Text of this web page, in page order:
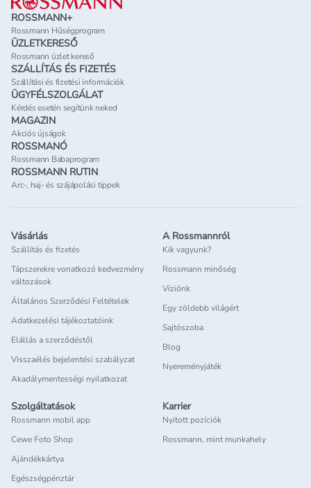
ROSSMANN+
Rossmann Hűségprogram
ÜZLETKERESŐ
Rossmann üzlet kereső
SZÁLLÍTÁS ÉS FIZETÉS
Szállítási és fizetési információk
ÜGYFÉLSZOLGÁLAT
Kérdés esetén segítünk neked
MAGAZIN
Akciós újságok
ROSSMANÓ
Rossmann Babaprogram
ROSSMANN RUTIN
Arc-, haj- és szájápolási tippek
Vásárlás
Szállítás és fizetés
Tápszerekre vonatkozó kedvezmény
változások
Általános Szerződési Feltételek
Adatkezelési tájékoztatóink
Elállás a szerződéstől
Visszaélés bejelentési szabályzat
Akadálymentességi nyilatkozat
A Rossmannról
Kik vagyunk?
Rossmann minőség
Víziónk
Egy zöldebb világért
Sajtószoba
Blog
Nyereményjáték
Szolgáltatások
Rossmann mobil app
Cewe Foto Shop
Ajándékkártya
Egészségpénztár
Karrier
Nyitott pozíciók
Rossmann, mint munkahely